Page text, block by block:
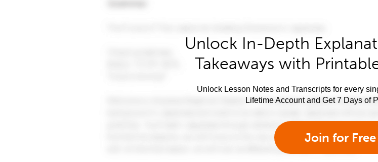
Unlock In-Depth
Takeaways with
Unlock Lesson Notes and Transcripts for every
Lifetime Account and Get 7 Days of
Join for Free